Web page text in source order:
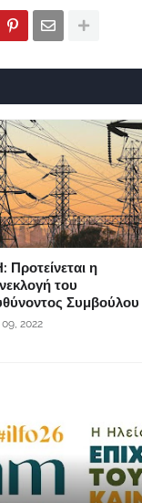
Προτείνεται η
του
Συμβούλου
2022